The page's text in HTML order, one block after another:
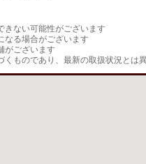
きない可能性がございます
なる場合がございます
がございます
ものであり、最新の取扱状況とは